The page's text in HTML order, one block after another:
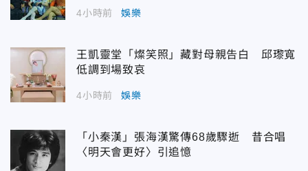
4小時前 娛樂
王凱靈堂「燦笑照」藏對母親告白 邱瓈寬
低調到場致哀
4小時前 娛樂
「小秦漢」張海漢驚傳68歲驟逝 昔合唱
〈明天會更好〉引追憶